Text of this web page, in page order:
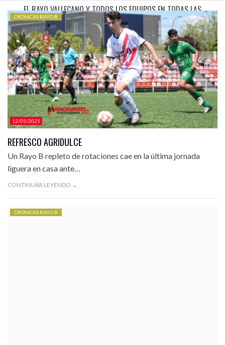
EL RAYO VALLECANO Y TODOS LOS EQUIPOS EN TODAS LAS
CATEGORÍAS.
12/05/2025
CRÓNICAS RAYO B
REFRESCO AGRIDULCE
Un Rayo B repleto de rotaciones cae en la última jornada
liguera en casa ante…
CONTINUAR LEYENDO →
CRÓNICAS RAYO B